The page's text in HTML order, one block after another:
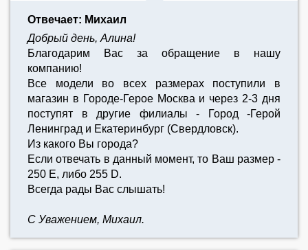
Отвечает: Михаил
Добрый день, Алина!
Благодарим Вас за обращение в нашу
компанию!
Все модели во всех размерах поступили в
магазин в Городе-Герое Москва и через 2-3 дня
поступят в другие филиалы - Город -Герой
Ленинград и Екатеринбург (Свердловск).
Из какого Вы города?
Если отвечать в данный момент, то Ваш размер -
250 E, либо 255 D.
Всегда рады Вас слышать!
С Уважением, Михаил.